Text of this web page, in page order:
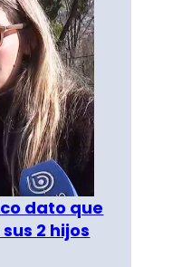
dato que
2 hijos